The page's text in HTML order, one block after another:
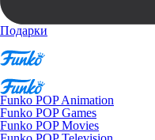
Подарки
Funko POP Animation
Funko POP Games
Funko POP Movies